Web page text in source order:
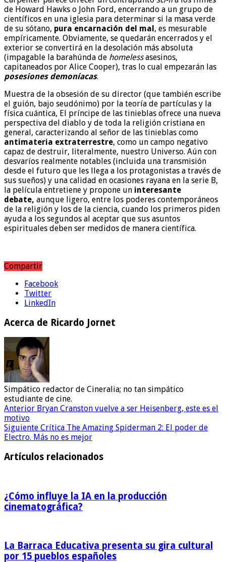
de Howard Hawks o John Ford, encerrando a un grupo de
científicos en una iglesia para determinar si la masa verde
de su sótano, pura encarnación del mal, es mesurable
empíricamente. Obviamente, se quedarán encerrados y el
exterior se convertirá en la desolación más absoluta
(impagable la barahúnda de homelessasesinos,
capitaneados por Alice Cooper), tras lo cual empezarán las
posesiones demoníacas.
Muestra de la obsesión de su director (que también escribe
el guión, bajo seudónimo) por la teoría de partículas y la
física cuántica, El príncipe de las tinieblas ofrece una nueva
perspectiva del diablo y de toda la religión cristiana en
general, caracterizando al señor de las tinieblas como
antimateria extraterrestre, como un campo negativo
capaz de destruir, literalmente, nuestro Universo. Aún con
desvaríos realmente notables (incluida una transmisión
desde el futuro que les llega a los protagonistas a través de
sus sueños) y una calidad en ocasiones rayana en la serie B,
la película entretiene y propone un interesante
debate, aunque ligero, entre los poderes contemporáneos
de la religión y los de la ciencia, cuando los primeros piden
ayuda a los segundos al aceptar que sus asuntos
espirituales deben ser medidos de manera científica.
Compartir
Facebook
Twitter
LinkedIn
Acerca de Ricardo Jornet
Simpático redactor de Cineralia; no tan simpático
estudiante de cine.
Anterior Bryan Cranston vuelve a ser Heisenberg, este es el
motivo
Siguiente Crítica The Amazing Spiderman 2: El poder de
Electro. Más no es mejor
Artículos relacionados
¿Cómo influye la IA en la producción
cinematográfica?
La Barraca Educativa presenta su gira cultural
por 15 pueblos españoles